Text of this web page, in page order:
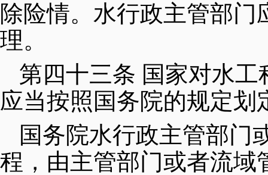
除险情。水行政主管部
理。
第四十三条 国家对水
应当按照国务院的规定
国务院水行政主管部门
程，由主管部门或者流域